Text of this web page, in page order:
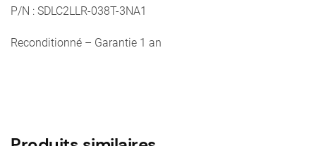
P/N : SDLC2LLR-038T-3NA1
Reconditionné – Garantie 1 an